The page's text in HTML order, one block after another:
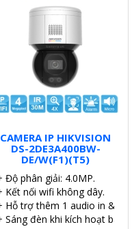
CAMERA IP HIKVISION
DS-2DE3A400BW-
DE/W(F1)(T5)
Độ phân giải: 4.0MP.
Kết nối wifi không dây.
Hỗ trợ thêm 1 audio in & 1
Sáng đèn khi kích hoạt báo